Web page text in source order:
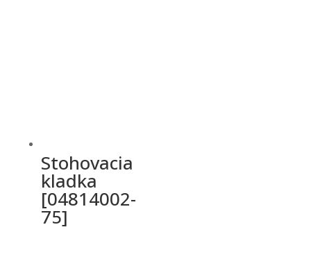
Stohovacia
kladka
[04814002-
75]